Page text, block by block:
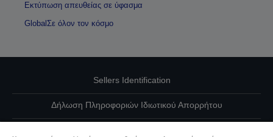
Εκτύπωση απευθείας σε ύφασμα
GlobalΣε όλον τον κόσμο
Sellers Identification
Δήλωση Πληροφοριών Ιδιωτικού Απορρήτου